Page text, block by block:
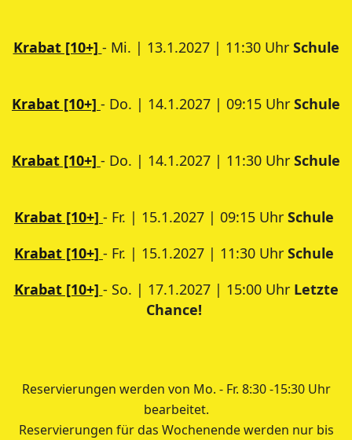
Krabat [10+] - Mi. | 13.1.2027 | 11:30 Uhr Schule
Krabat [10+] - Do. | 14.1.2027 | 09:15 Uhr Schule
Krabat [10+] - Do. | 14.1.2027 | 11:30 Uhr Schule
Krabat [10+] - Fr. | 15.1.2027 | 09:15 Uhr Schule
Krabat [10+] - Fr. | 15.1.2027 | 11:30 Uhr Schule
Krabat [10+] - So. | 17.1.2027 | 15:00 Uhr Letzte
Chance!
Reservierungen werden von Mo. - Fr. 8:30 -15:30 Uhr
bearbeitet.
Reservierungen für das Wochenende werden nur bis